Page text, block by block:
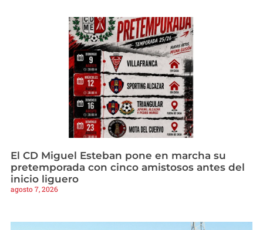
El CD Miguel Esteban pone en marcha su
pretemporada con cinco amistosos antes del
inicio liguero
agosto 7, 2026